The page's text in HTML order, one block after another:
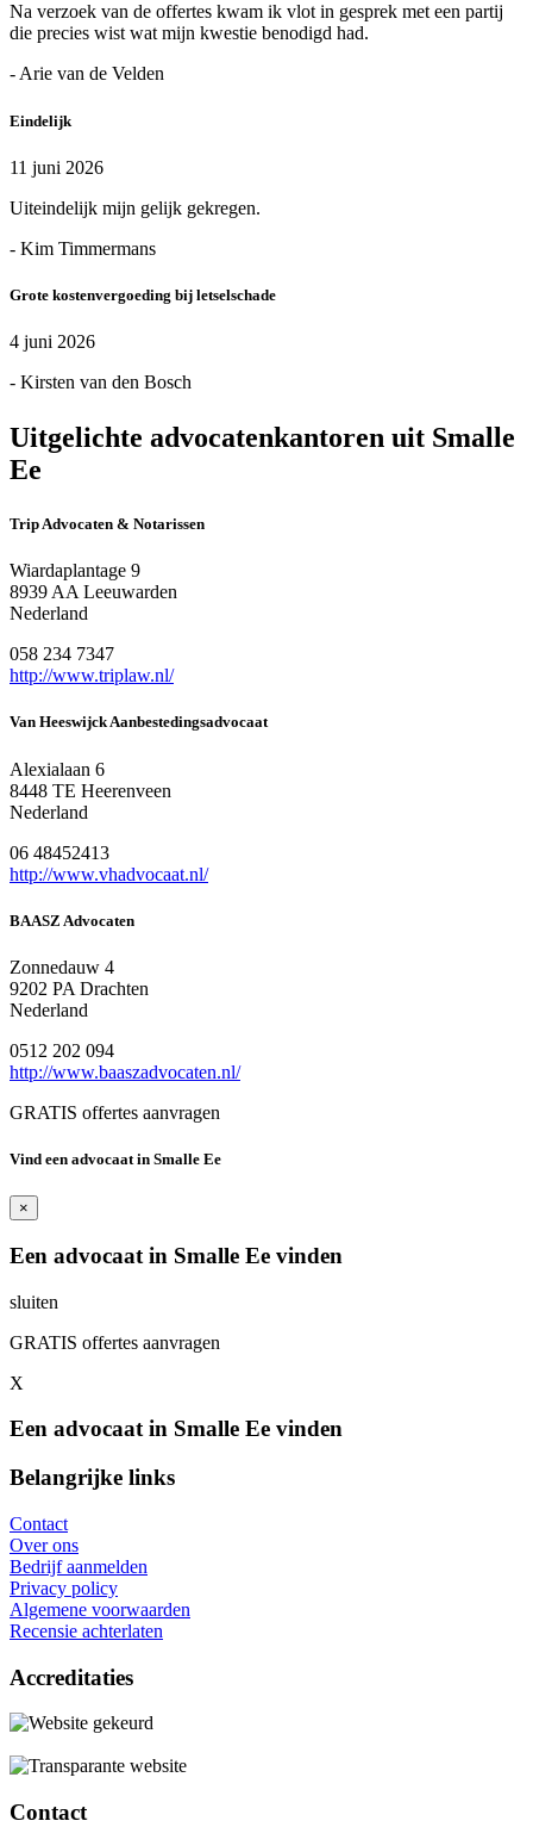
Na verzoek van de offertes kwam ik vlot in gesprek met een partij
die precies wist wat mijn kwestie benodigd had.
- Arie van de Velden
Eindelijk
11 juni 2026
Uiteindelijk mijn gelijk gekregen.
- Kim Timmermans
Grote kostenvergoeding bij letselschade
4 juni 2026
- Kirsten van den Bosch
Uitgelichte advocatenkantoren uit Smalle
Ee
Trip Advocaten & Notarissen
Wiardaplantage 9
8939 AA Leeuwarden
Nederland
058 234 7347
http://www.triplaw.nl/
Van Heeswijck Aanbestedingsadvocaat
Alexialaan 6
8448 TE Heerenveen
Nederland
06 48452413
http://www.vhadvocaat.nl/
BAASZ Advocaten
Zonnedauw 4
9202 PA Drachten
Nederland
0512 202 094
http://www.baaszadvocaten.nl/
GRATIS offertes aanvragen
Vind een advocaat in Smalle Ee
×
Een advocaat in Smalle Ee vinden
sluiten
GRATIS offertes aanvragen
X
Een advocaat in Smalle Ee vinden
Belangrijke links
Contact
Over ons
Bedrijf aanmelden
Privacy policy
Algemene voorwaarden
Recensie achterlaten
Accreditaties
Contact